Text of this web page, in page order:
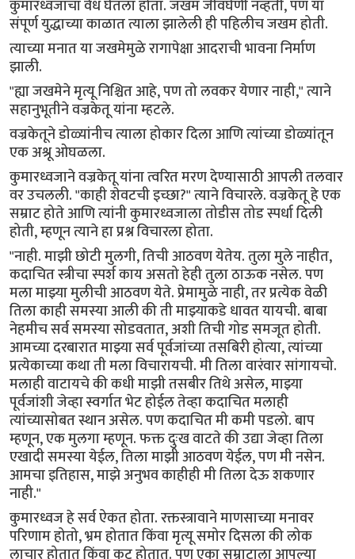
कुमारध्वजाचा वेध घेतला होता. जखम जीवघेणी नव्हती, पण या
संपूर्ण युद्धाच्या काळात त्याला झालेली ही पहिलीच जखम होती.
त्याच्या मनात या जखमेमुळे रागापेक्षा आदराची भावना निर्माण
झाली.
"ह्या जखमेने मृत्यू निश्चित आहे, पण तो लवकर येणार नाही," त्याने
सहानुभूतीने वज्रकेतू यांना म्हटले.
वज्रकेतूने डोळ्यांनीच त्याला होकार दिला आणि त्यांच्या डोळ्यांतून
एक अश्रू ओघळला.
कुमारध्वजाने वज्रकेतू यांना त्वरित मरण देण्यासाठी आपली तलवार
वर उचलली. "काही शेवटची इच्छा?" त्याने विचारले. वज्रकेतू हे एक
सम्राट होते आणि त्यांनी कुमारध्वजाला तोडीस तोड स्पर्धा दिली
होती, म्हणून त्याने हा प्रश्न विचारला होता.
"नाही. माझी छोटी मुलगी, तिची आठवण येतेय. तुला मुले नाहीत,
कदाचित स्त्रीचा स्पर्श काय असतो हेही तुला ठाऊक नसेल. पण
मला माझ्या मुलीची आठवण येते. प्रेमामुळे नाही, तर प्रत्येक वेळी
तिला काही समस्या आली की ती माझ्याकडे धावत यायची. बाबा
नेहमीच सर्व समस्या सोडवतात, अशी तिची गोड समजूत होती.
आमच्या दरबारात माझ्या सर्व पूर्वजांच्या तसबिरी होत्या, त्यांच्या
प्रत्येकाच्या कथा ती मला विचारायची. मी तिला वारंवार सांगायचो.
मलाही वाटायचे की कधी माझी तसबीर तिथे असेल, माझ्या
पूर्वजांशी जेव्हा स्वर्गात भेट होईल तेव्हा कदाचित मलाही
त्यांच्यासोबत स्थान असेल. पण कदाचित मी कमी पडलो. बाप
म्हणून, एक मुलगा म्हणून. फक्त दुःख वाटते की उद्या जेव्हा तिला
एखादी समस्या येईल, तिला माझी आठवण येईल, पण मी नसेन.
आमचा इतिहास, माझे अनुभव काहीही मी तिला देऊ शकणार
नाही."
कुमारध्वज हे सर्व ऐकत होता. रक्तस्त्रावाने माणसाच्या मनावर
परिणाम होतो, भ्रम होतात किंवा मृत्यू समोर दिसला की लोक